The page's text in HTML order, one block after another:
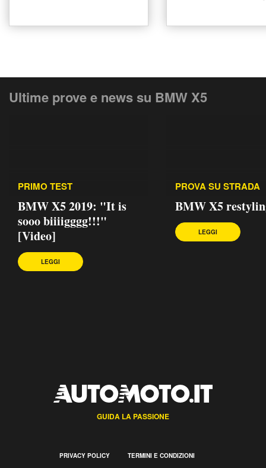
Ultime prove e news su BMW X5
PRIMO TEST
BMW X5 2019: "It is
sooo biiiigggg!!!"
[Video]
LEGGI
PROVA SU STRADA
BMW X5
LEGGI
GUIDA LA PASSIONE
PRIVACY POLICY TERMINI E CONDIZIONI